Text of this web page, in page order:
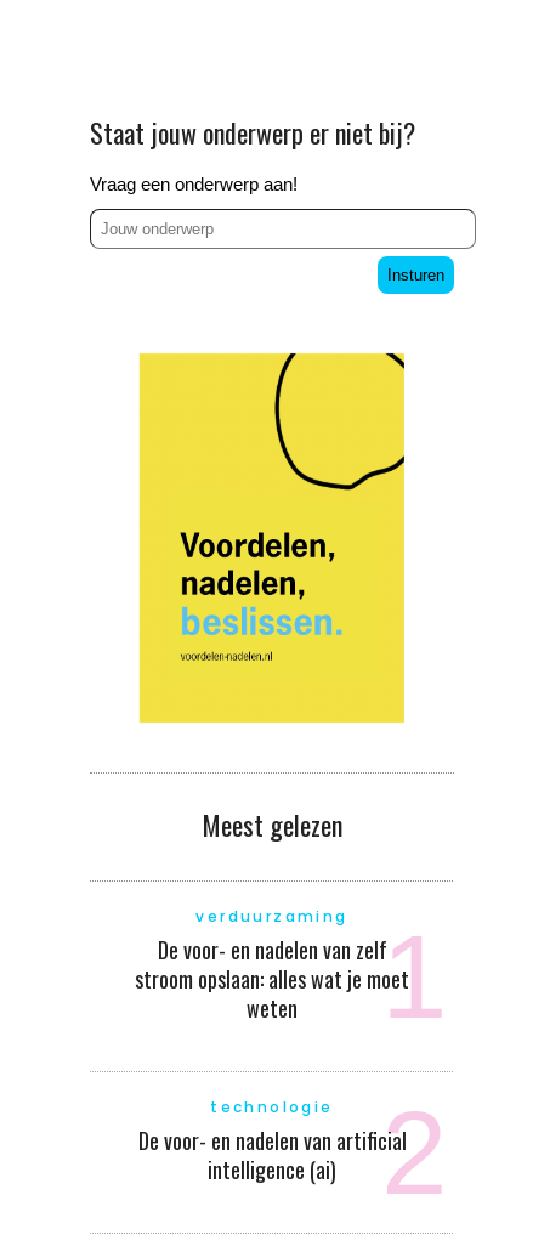
Staat jouw onderwerp er niet bij?
Vraag een onderwerp aan!
Insturen
Meest gelezen
verduurzaming
De voor- en nadelen van zelf
stroom opslaan: alles wat je moet
weten
technologie
De voor- en nadelen van artificial
intelligence (ai)